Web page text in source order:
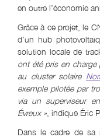
en outre l’économie
Grâce à ce projet, le
d’un hub
solution locale de
ont été pris en charge
au cluster solaire
exemple pilotée par
via un superviseur
Évreux » , indique Éric
Dans le cadre de sa